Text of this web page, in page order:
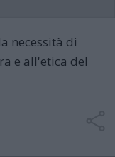
necessità di
e all'etica del